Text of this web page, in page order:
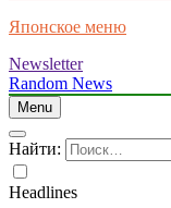
Японское меню
Newsletter
Random News
Menu
Найти:
Headlines